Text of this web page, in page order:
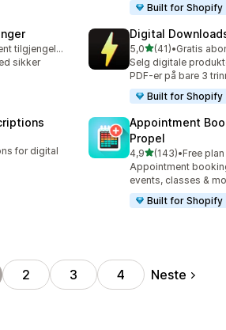
Built for Shopify
Gratis abonnement tilgjengelig
sikker
Digital
5,0av 5 stjerner
(41)
Totalt 41 omtaler
•
Selg digitale
PDF-er på bare 3
Built for Shopify
for digital
Appointment
Propel
4,9av 5 stjerner
(143)
Totalt 143 omtaler
•Free
Appointment
events, classes &
Built for Shopify
2 3 4 Neste